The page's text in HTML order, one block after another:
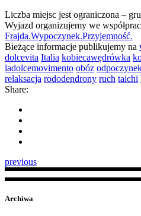
Liczba miejsc jest ograniczona –
Wyjazd organizujemy we
Frajda.Wypoczynek.Przyjemność.
Bieżące informacje publikujemy na
dolcevita Italia kobiecawędrówka
ladolcemovimento obóz
relaksacja rododendrony ruch taichi
Share:
previous
Archiwa